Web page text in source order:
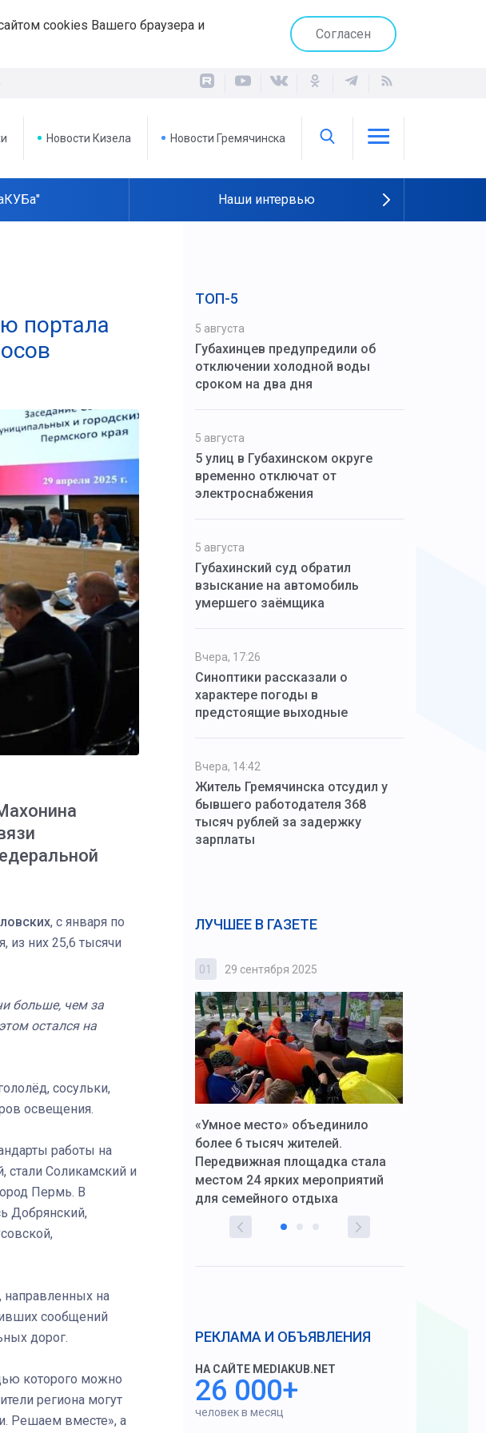
cookies Вашего браузера и
Согласен
Новости Кизела Новости Гремячинска
Наши интервью
портала
, с января по
из них 25,6 тысячи
больше, чем за
остался на
сосульки,
освещения.
работы на
стали Соликамский и
Пермь. В
Добрянский,
направленных на
сообщений
дорог.
которого можно
региона могут
Решаем вместе», а
ТОП-5
5 августа
Губахинцев предупредили об
отключении холодной воды
сроком на два дня
5 августа
5 улиц в Губахинском округе
временно отключат от
электроснабжения
5 августа
Губахинский суд обратил
взыскание на автомобиль
умершего заёмщика
Вчера, 17:26
Синоптики рассказали о
характере погоды в
предстоящие выходные
Вчера, 14:42
Житель Гремячинска отсудил у
бывшего работодателя 368
тысяч рублей за задержку
зарплаты
ЛУЧШЕЕ В ГАЗЕТЕ
после возвращения со
сделал
свою детскую
01 29 сентября 2025
«Умное место» объединило
более 6 тысяч жителей.
Передвижная площадка стала
местом 24 ярких мероприятий
для семейного отдыха
РЕКЛАМА И ОБЪЯВЛЕНИЯ
НА САЙТЕ MEDIAKUB.NET
26 000+
человек в месяц